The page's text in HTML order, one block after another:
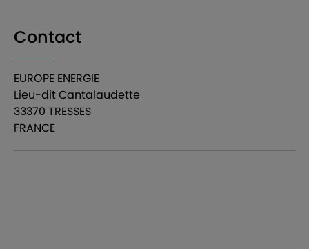
Contact
EUROPE ENERGIE
Lieu-dit Cantalaudette
33370 TRESSES
FRANCE